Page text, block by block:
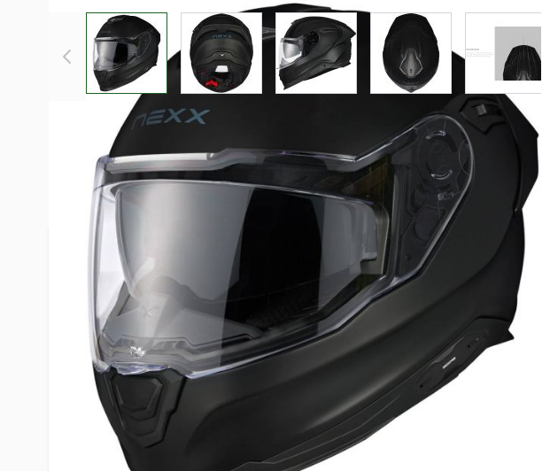
View larger imageView larger imageView larger image View larger image
Beschreibung /Nexx Y.100R Integralhelm mit
Heckspoiler Sonnenblende und Pinlock
Dieser Helm wird mit einem klaren Visier sowie Pinlock ausgeliefert.
Der Nexx Y.100R reflektiert rundum. Seine Einsätze machen dich aus jeder
Richtung sichtbar, nicht nur von hinten. Der Pinlock liegt bei.
Das Wichtigste auf einen Blick
Reflektierende Einsätze sorgen für Sichtbarkeit aus 360 Grad, nicht nur von
hinten.
Der Pinlock liegt bei. Ein Pinlock ist eine Innenscheibe, die über zwei Zapfen am
Visier sitzt und den Beschlag fernhält.
Das patentierte EPS Glue Less System kommt ohne Kleber zwischen Schale
und Dämpfung aus.